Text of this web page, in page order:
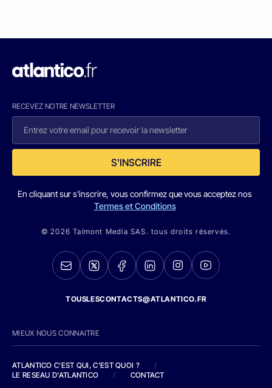
RECEVEZ NOTRE NEWSLETTER
S'INSCRIRE
En cliquant sur s'inscrire, vous confirmez que vous acceptez nos
Termes et Conditions
© 2026 Talmont Media SAS. tous droits réservés.
TOUSLESCONTACTS@ATLANTICO.FR
MIEUX NOUS CONNAITRE
ATLANTICO C'EST QUI, C'EST QUOI ?
/
LE RESEAU D'ATLANTICO
/ CONTACT